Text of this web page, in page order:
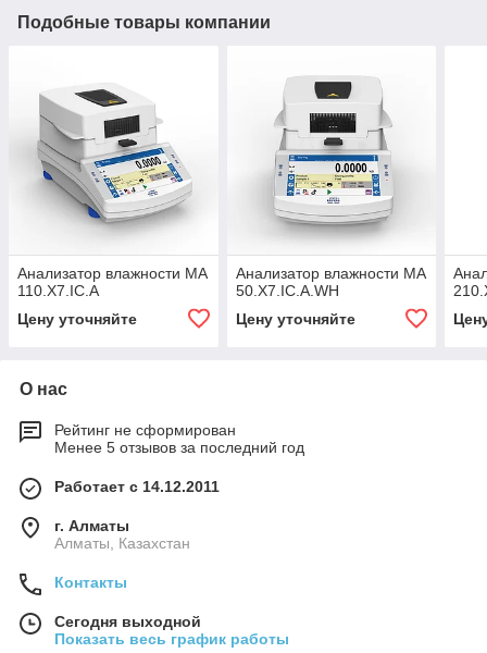
Подобные товары компании
Анализатор влажности MA
110.X7.IC.A
Цену уточняйте
Анализатор влажности MA
50.X7.IC.A.WH
Цену уточняйте
О нас
Рейтинг не сформирован
Менее 5 отзывов за последний год
Работает с 14.12.2011
г. Алматы
Алматы, Казахстан
Контакты
Сегодня выходной
Показать весь график работы